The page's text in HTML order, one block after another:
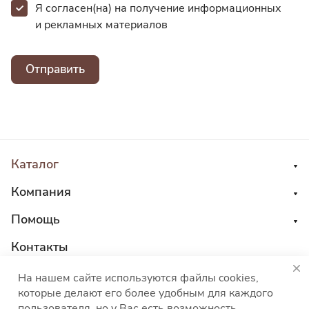
Я согласен(на) на получение информационных
и рекламных материалов
Отправить
Каталог
Компания
Помощь
Контакты
8 800 555 45 04
sales@choco-corp.com
На нашем сайте используются файлы cookies,
которые делают его более удобным для каждого